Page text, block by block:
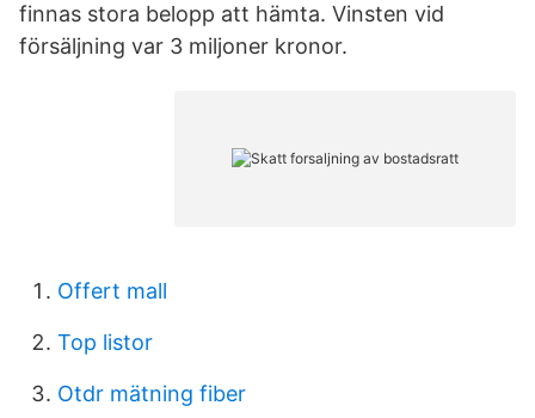
finnas stora belopp att hämta. Vinsten vid
försäljning var 3 miljoner kronor.
Offert mall
Top listor
Otdr mätning fiber